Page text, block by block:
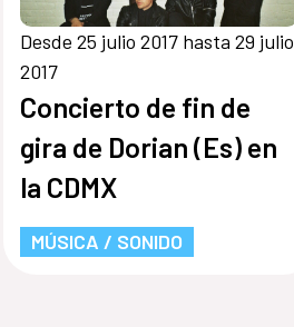
Desde 25 julio 2017 hasta 29 julio
2017
Concierto de fin de
gira de Dorian (Es) en
la CDMX
MÚSICA / SONIDO